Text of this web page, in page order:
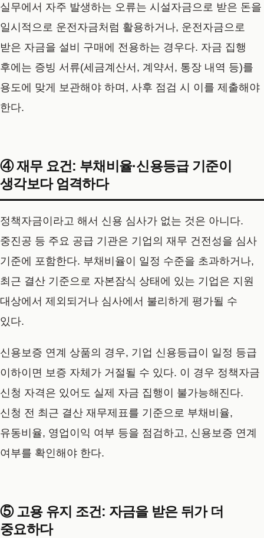
실무에서 자주 발생하는 오류는 시설자금으로 받은 돈을
일시적으로 운전자금처럼 활용하거나, 운전자금으로
받은 자금을 설비 구매에 전용하는 경우다. 자금 집행
후에는 증빙 서류(세금계산서, 계약서, 통장 내역 등)를
용도에 맞게 보관해야 하며, 사후 점검 시 이를 제출해야
한다.
④ 재무 요건: 부채비율·신용등급 기준이
생각보다 엄격하다
정책자금이라고 해서 신용 심사가 없는 것은 아니다.
중진공 등 주요 공급 기관은 기업의 재무 건전성을 심사
기준에 포함한다. 부채비율이 일정 수준을 초과하거나,
최근 결산 기준으로 자본잠식 상태에 있는 기업은 지원
대상에서 제외되거나 심사에서 불리하게 평가될 수
있다.
신용보증 연계 상품의 경우, 기업 신용등급이 일정 등급
이하이면 보증 자체가 거절될 수 있다. 이 경우 정책자금
신청 자격은 있어도 실제 자금 집행이 불가능해진다.
신청 전 최근 결산 재무제표를 기준으로 부채비율,
유동비율, 영업이익 여부 등을 점검하고, 신용보증 연계
여부를 확인해야 한다.
⑤ 고용 유지 조건: 자금을 받은 뒤가 더
중요하다